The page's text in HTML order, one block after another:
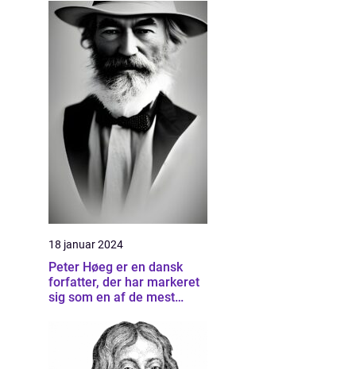
18 januar 2024
Peter Høeg er en dansk
forfatter, der har markeret
sig som en af de mest
inden for dansk litteratur